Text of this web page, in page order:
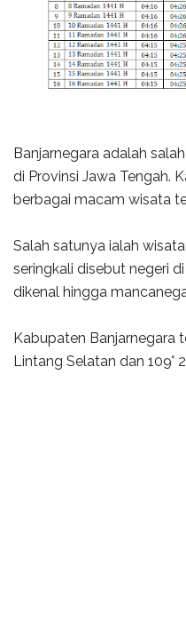
Banjarnegara adalah
di Provinsi Jawa Tengah.
berbagai macam wisata
Salah satunya ialah
seringkali disebut negeri
dikenal hingga
Kabupaten Banjarnegara
Lintang Selatan dan 109°